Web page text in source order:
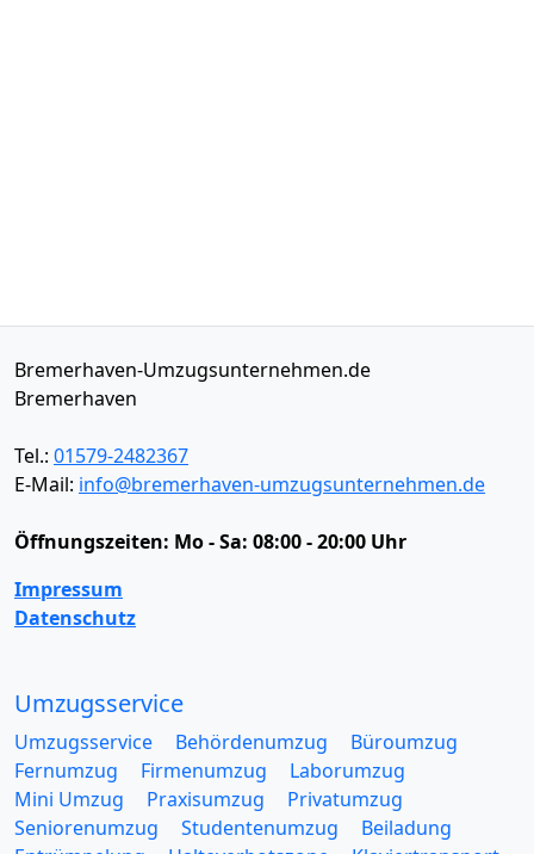
Bremerhaven-Umzugsunternehmen.de
Bremerhaven
Tel.: 01579-2482367
E-Mail: info@bremerhaven-umzugsunternehmen.de
Öffnungszeiten: Mo - Sa: 08:00 - 20:00 Uhr
Impressum
Datenschutz
Umzugsservice
Umzugsservice Behördenumzug
Büroumzug
Fernumzug
Firmenumzug
Laborumzug
Mini Umzug
Praxisumzug
Privatumzug
Seniorenumzug
Studentenumzug
Beiladung